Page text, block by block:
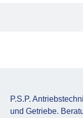
P.S.P.
und Getriebe.